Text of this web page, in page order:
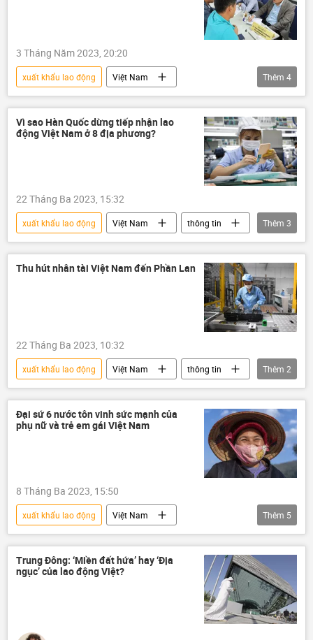
3 Tháng Năm 2023, 20:20
xuất khẩu lao động
Việt Nam
người lao động
Hàn Quốc
Xã hội
Thế giới
Thêm 4
Vì sao Hàn Quốc dừng tiếp nhận lao
động Việt Nam ở 8 địa phương?
22 Tháng Ba 2023, 15:32
xuất khẩu lao động Việt Nam
thông tin
Hàn Quốc
người lao động
Bộ Lao động - Thương binh và Xã hội
Thêm 3
Thu hút nhân tài Việt Nam đến Phần Lan
22 Tháng Ba 2023, 10:32
xuất khẩu lao động Việt Nam
thông tin
Phần Lan
việc làm
Thêm 2
Đại sứ 6 nước tôn vinh sức mạnh của
phụ nữ và trẻ em gái Việt Nam
8 Tháng Ba 2023, 15:50
xuất khẩu lao động
Việt Nam
Ngày Quốc tế Phụ nữ
phụ nữ
thông tin
ngoại giao người di cư
Thêm 5
Trung Đông: ‘Miền đất hứa’ hay ‘Địa
ngục’ của lao động Việt?